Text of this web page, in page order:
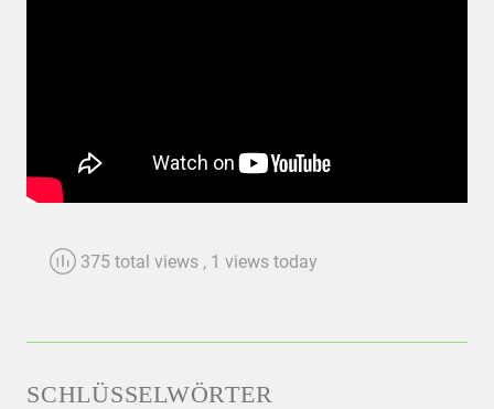
375 total views , 1 views today
SCHLÜSSELWÖRTER